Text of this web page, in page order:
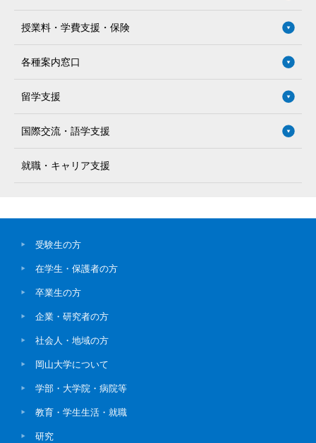
授業料・学費支援・保険
各種案内窓口
留学支援
国際交流・語学支援
就職・キャリア支援
受験生の方
在学生・保護者の方
卒業生の方
企業・研究者の方
社会人・地域の方
岡山大学について
学部・大学院・病院等
教育・学生生活・就職
研究